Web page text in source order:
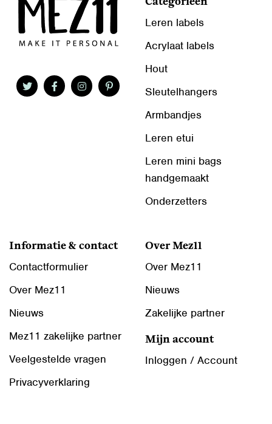
Categorieën
Leren labels
Acrylaat labels
Hout
Sleutelhangers
Armbandjes
Leren etui
Leren mini bags
handgemaakt
Onderzetters
Informatie & contact
Contactformulier
Over Mez11
Nieuws
Mez11 zakelijke partner
Veelgestelde vragen
Privacyverklaring
Over Mez11
Over Mez11
Nieuws
Zakelijke partner
Mijn account
Inloggen / Account